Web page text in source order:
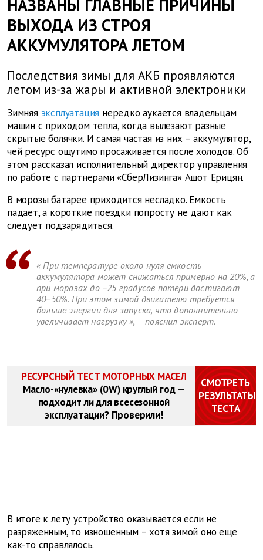
НАЗВАНЫ ГЛАВНЫЕ ПРИЧИНЫ
ВЫХОДА ИЗ СТРОЯ
АККУМУЛЯТОРА ЛЕТОМ
Последствия зимы для АКБ проявляются
летом из-за жары и активной электроники
Зимняя эксплуатация нередко аукается владельцам
машин с приходом тепла, когда вылезают разные
скрытые болячки. И самая частая из них – аккумулятор,
чей ресурс ощутимо просаживается после холодов. Об
этом рассказал исполнительный директор управления
по работе с партнерами «СберЛизинга» Ашот Ерицян.
В морозы батарее приходится несладко. Емкость
падает, а короткие поездки попросту не дают как
следует подзарядиться.
« При температуре около нуля емкость
аккумулятора может снижаться примерно на 20%, а
при морозах до −25 градусов потери достигают
40−50%. При этом зимой двигателю требуется
больше энергии для запуска, что дополнительно
увеличивает нагрузку », – пояснил эксперт.
РЕСУРСНЫЙ ТЕСТ МОТОРНЫХ МАСЕЛ
Масло-«нулевка» (0W) круглый год —
подходит ли для всесезонной
эксплуатации? Проверили!
СМОТРЕТЬ
РЕЗУЛЬТАТЫ
ТЕСТА
В итоге к лету устройство оказывается если не
разряженным, то изношенным – хотя зимой оно еще
как-то справлялось.